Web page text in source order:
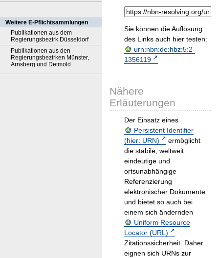
Weitere E-Pflichtsammlungen
Publikationen aus dem
Regierungsbezirk Düsseldorf
Publikationen aus den
Regierungsbezirken Münster,
Arnsberg und Detmold
Sie können die Auflösung
des Links auch hier testen:
urn:nbn:de:hbz:5:2-
1356119
Nähere
Erläuterungen
Der Einsatz eines
Persistent Identifier
(hier: URN)
ermöglicht
die stabile, weltweit
eindeutige und
ortsunabhängige
Referenzierung
elektronischer Dokumente
und bietet so auch bei
einem sich ändernden
Uniform Resource
Locator (URL)
Zitationssicherheit. Daher
eignen sich URNs zur